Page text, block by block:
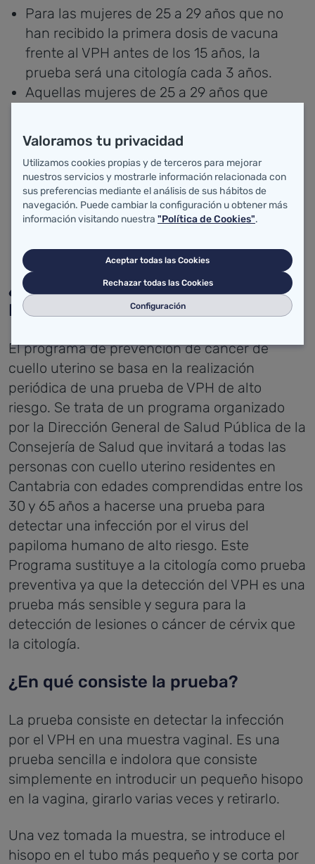
Para las mujeres de 25 a 29 años que no
han recibido la primera dosis de vacuna
frente al VPH antes de los 15 años, la
prueba será una citología cada 3 años.
Aquellas mujeres de 25 a 29 años que
antes de los 15 años, no tendrán que
hacerse citologías y entrarán directamente
en el programa a los 30 años.
Para las mujeres de 30 a 65 años,
independientemente del estado de
VPH en una muestra vaginal cada 5 años.
¿Qué es el Programa de Detección
Precoz de Cáncer de Cérvix?
El programa de prevención de cáncer de
cuello uterino se basa en la realización
periódica de una prueba de VPH de alto
riesgo. Se trata de un programa organizado
por la Dirección General de Salud Pública de la
Consejería de Salud que invitará a todas las
personas con cuello uterino residentes en
Cantabria con edades comprendidas entre los
30 y 65 años a hacerse una prueba para
detectar una infección por el virus del
papiloma humano de alto riesgo. Este
Programa sustituye a la citología como prueba
preventiva ya que la detección del VPH es una
prueba más sensible y segura para la
detección de lesiones o cáncer de cérvix que
la citología.
¿En qué consiste la prueba?
La prueba consiste en detectar la infección
por el VPH en una muestra vaginal. Es una
prueba sencilla e indolora que consiste
simplemente en introducir un pequeño hisopo
en la vagina, girarlo varias veces y retirarlo.
Una vez tomada la muestra, se introduce el
hisopo en el tubo más pequeño y se corta por
Valoramos tu privacidad
Utilizamos cookies propias y de terceros para mejorar
nuestros servicios y mostrarle información relacionada con
sus preferencias mediante el análisis de sus hábitos de
navegación. Puede cambiar la configuración u obtener más
información visitando nuestra "Política de Cookies".
Aceptar todas las Cookies
Rechazar todas las Cookies
Configuración